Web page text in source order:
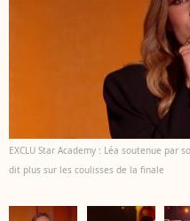
EXCLU Star Academy : Léa soutenue
dit plus sur les coulisses de la finale